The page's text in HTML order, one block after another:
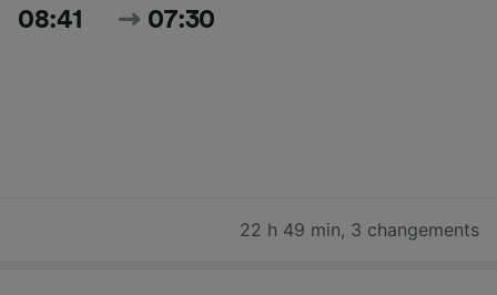
08:41 07:30
22 h 49 min, 3 changements